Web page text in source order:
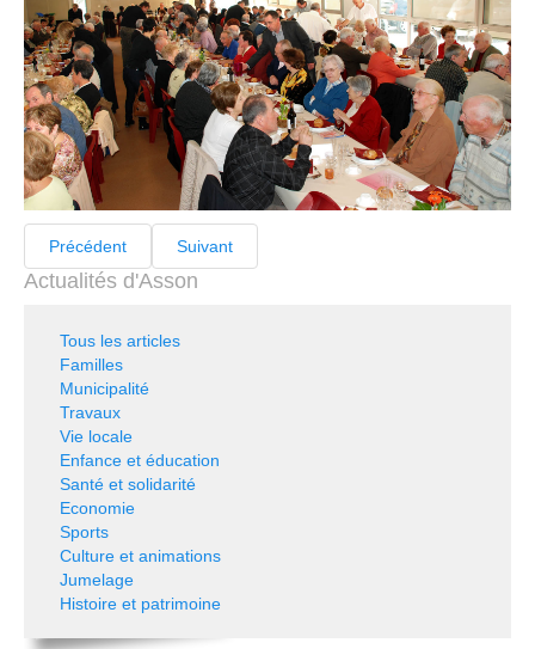
Précédent Suivant
Actualités d'Asson
Tous les articles
Familles
Municipalité
Travaux
Vie locale
Enfance et éducation
Santé et solidarité
Economie
Sports
Culture et animations
Jumelage
Histoire et patrimoine